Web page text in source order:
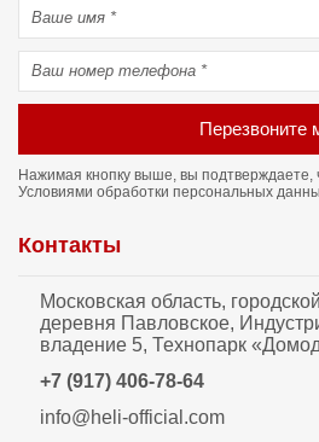
Перезвоните
Нажимая кнопку выше, вы подтверждаете,
Условиями обработки персональных
Контакты
Московская область,
деревня Павловское,
владение 5, Технопарк
+7 (917) 406-78-64
info@heli-official.com